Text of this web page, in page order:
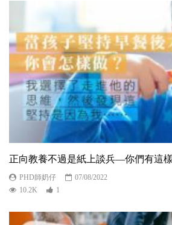
正向教養不過是紙上談兵—你們有這
PHD師奶仔
07/08/2022
10.2K
1